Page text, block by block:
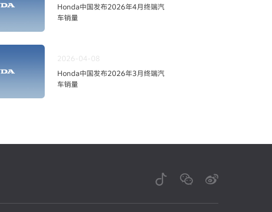
Honda中国发布2026年4月终端汽
车销量
2026-04-08
Honda中国发布2026年3月终端汽
车销量